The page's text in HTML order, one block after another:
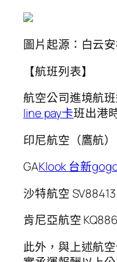
圖片起源：白云
【航班列表】
航空公司進境航
line pay卡班出港
印尼航空（鷹航
GAKlook 台新
沙特航空
肯尼亞航空
此外，與上述航